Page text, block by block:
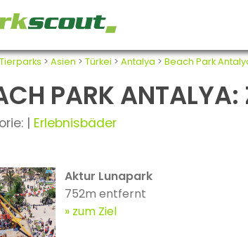
Tierparks > Asien > Türkei > Antalya > Beach Park
PARK ANTALYA:
| Erlebnisbäder
Aktur Lunapark
752m entfernt
zum Ziel